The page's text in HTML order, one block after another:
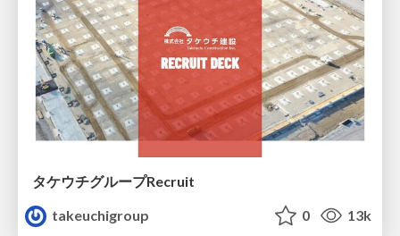
タケウチグループRecruit
takeuchigroup
0 13k